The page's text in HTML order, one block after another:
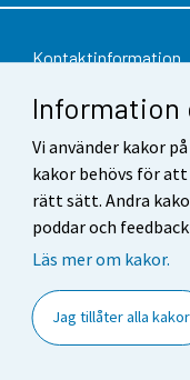
Information
Vi använder kakor
kakor behövs för
rätt sätt. Andra
poddar och
Läs mer om kakor.
Jag tillåter alla kakor
Kontaktinformation
Respons
Användarvillkor
Dataskydd
Tillgänglighet
Cookie-inställningar